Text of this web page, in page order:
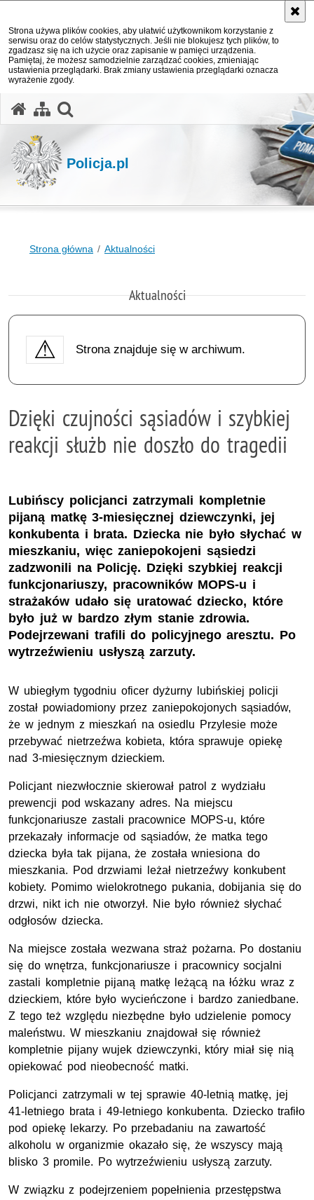
Strona używa plików cookies, aby ułatwić użytkownikom korzystanie z
serwisu oraz do celów statystycznych. Jeśli nie blokujesz tych plików, to
zgadzasz się na ich użycie oraz zapisanie w pamięci urządzenia.
Pamiętaj, że możesz samodzielnie zarządzać cookies, zmieniając
ustawienia przeglądarki. Brak zmiany ustawienia przeglądarki oznacza
wyrażenie zgody.
Policja.pl
Strona główna Aktualności
Aktualności
Strona znajduje się w archiwum.
Dzięki czujności sąsiadów i szybkiej
reakcji służb nie doszło do tragedii
Lubińscy policjanci zatrzymali kompletnie
pijaną matkę 3-miesięcznej dziewczynki, jej
konkubenta i brata. Dziecka nie było słychać w
mieszkaniu, więc zaniepokojeni sąsiedzi
zadzwonili na Policję. Dzięki szybkiej reakcji
funkcjonariuszy, pracowników MOPS-u i
strażaków udało się uratować dziecko, które
było już w bardzo złym stanie zdrowia.
Podejrzewani trafili do policyjnego aresztu. Po
wytrzeźwieniu usłyszą zarzuty.
W ubiegłym tygodniu oficer dyżurny lubińskiej policji
został powiadomiony przez zaniepokojonych sąsiadów,
że w jednym z mieszkań na osiedlu Przylesie może
przebywać nietrzeźwa kobieta, która sprawuje opiekę
nad 3-miesięcznym dzieckiem.
Policjant niezwłocznie skierował patrol z wydziału
prewencji pod wskazany adres. Na miejscu
funkcjonariusze zastali pracownice MOPS-u, które
przekazały informacje od sąsiadów, że matka tego
dziecka była tak pijana, że została wniesiona do
mieszkania. Pod drzwiami leżał nietrzeźwy konkubent
kobiety. Pomimo wielokrotnego pukania, dobijania się do
drzwi, nikt ich nie otworzył. Nie było również słychać
odgłosów dziecka.
Na miejsce została wezwana straż pożarna. Po dostaniu
się do wnętrza, funkcjonariusze i pracownicy socjalni
zastali kompletnie pijaną matkę leżącą na łóżku wraz z
dzieckiem, które było wycieńczone i bardzo zaniedbane.
Z tego też względu niezbędne było udzielenie pomocy
maleństwu. W mieszkaniu znajdował się również
kompletnie pijany wujek dziewczynki, który miał się nią
opiekować pod nieobecność matki.
Policjanci zatrzymali w tej sprawie 40-letnią matkę, jej
41-letniego brata i 49-letniego konkubenta. Dziecko trafiło
pod opiekę lekarzy. Po przebadaniu na zawartość
alkoholu w organizmie okazało się, że wszyscy mają
blisko 3 promile. Po wytrzeźwieniu usłyszą zarzuty.
W związku z podejrzeniem popełnienia przestępstwa